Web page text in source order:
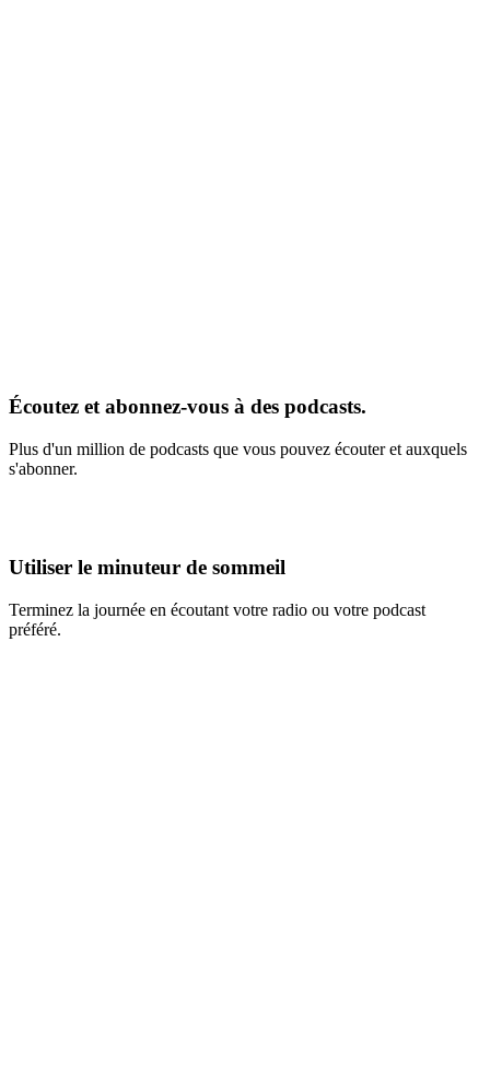
Écoutez et abonnez-vous à des podcasts.
Plus d'un million de podcasts que vous pouvez écouter et auxquels
s'abonner.
Utiliser le minuteur de sommeil
Terminez la journée en écoutant votre radio ou votre podcast
préféré.